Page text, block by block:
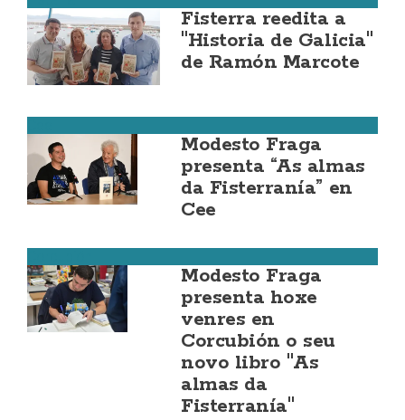
Fisterra reedita a
"Historia de Galicia"
de Ramón Marcote
Modesto Fraga
presenta “As almas
da Fisterranía” en
Cee
Modesto Fraga
presenta hoxe
venres en
Corcubión o seu
novo libro "As
almas da
Fisterranía"